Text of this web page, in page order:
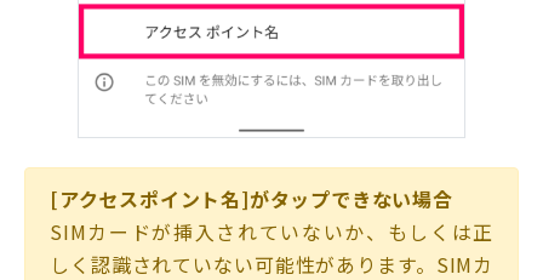
[アクセスポイント名]がタップできない場合
SIMカードが挿入されていないか、もしくは正
しく認識されていない可能性があります。SIMカ